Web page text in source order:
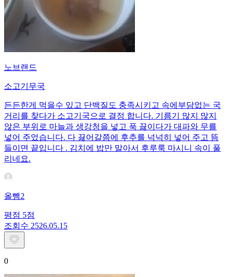
노브랜드
소고기무국
든든한게 먹을수 있고 단백질도 충족시키고 속에부담없는 국
거리를 찾다가 소고기국으로 결정 합니다. 기름기 많지 많지
않은 부위로 마늘과 생강청을 넣고 푹 끓이다가 대파와 무를
넣어 주었습니다. 다 끓어갈쯤에 후추를 넉넉히 넣어 주고 뜸
들이면 끝입니다 . 김치에 밥만 말아서 후루룩 마시니 속이 풀
리네요.
올뺌2
평점 5점
조회수 2526.05.15
0